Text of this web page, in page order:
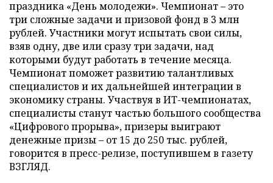
праздника «День молодежи». Чемпионат – это
три сложные задачи и призовой фонд в 3 млн
рублей. Участники могут испытать свои силы,
взяв одну, две или сразу три задачи, над
которыми будут работать в течение месяца.
Чемпионат поможет развитию талантливых
специалистов и их дальнейшей интеграции в
экономику страны. Участвуя в ИТ-чемпионатах,
специалисты станут частью большого сообщества
«Цифрового прорыва», призеры выиграют
денежные призы – от 15 до 250 тыс. рублей,
говорится в пресс-релизе, поступившем в газету
ВЗГЛЯД.